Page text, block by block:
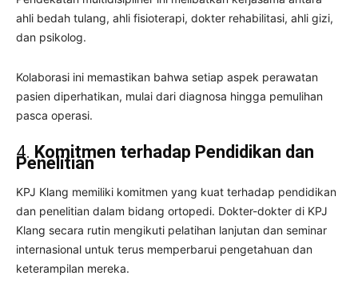
ahli bedah tulang, ahli fisioterapi, dokter rehabilitasi, ahli gizi,
dan psikolog.
Kolaborasi ini memastikan bahwa setiap aspek perawatan
pasien diperhatikan, mulai dari diagnosa hingga pemulihan
pasca operasi.
4. Komitmen terhadap Pendidikan dan
Penelitian
KPJ Klang memiliki komitmen yang kuat terhadap pendidikan
dan penelitian dalam bidang ortopedi. Dokter-dokter di KPJ
Klang secara rutin mengikuti pelatihan lanjutan dan seminar
internasional untuk terus memperbarui pengetahuan dan
keterampilan mereka.